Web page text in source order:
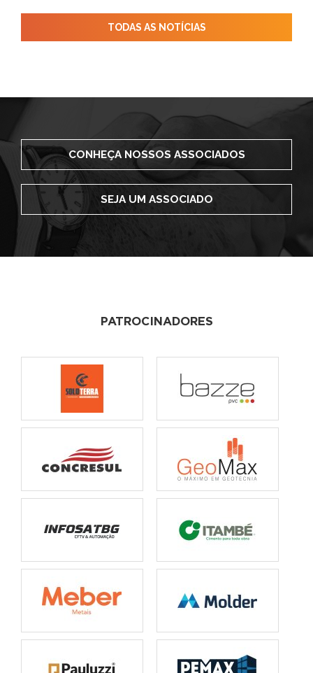
TODAS AS NOTÍCIAS
CONHEÇA NOSSOS ASSOCIADOS
SEJA UM ASSOCIADO
PATROCINADORES